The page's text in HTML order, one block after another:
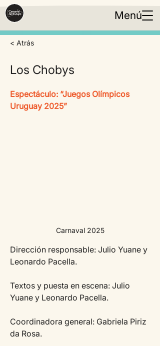
Menú
< Atrás
Los Chobys
Espectáculo: “Juegos Olímpicos
Uruguay 2025”
Carnaval 2025
Dirección responsable: Julio Yuane y
Leonardo Pacella.
Textos y puesta en escena: Julio
Yuane y Leonardo Pacella.
Coordinadora general: Gabriela Piriz
da Rosa.